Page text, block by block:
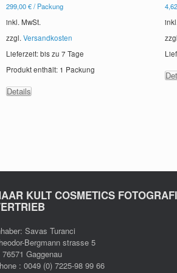
299,00€/ Packung
inkl. MwSt.
zzgl. Versandkosten
Lieferzeit: bis zu 7 Tage
Produkt enthält: 1 Packung
Details
KULT COSMETICS
Savas Turanci
Bergmann strasse 5
76571 Gaggenau
: 0049 (0) 7225-98 99 66